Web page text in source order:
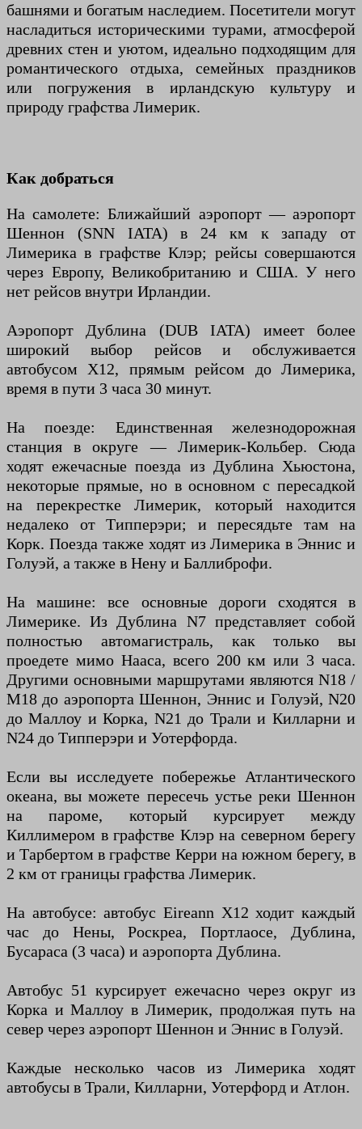
башнями и богатым наследием. Посетители могут
насладиться историческими турами, атмосферой
древних стен и уютом, идеально подходящим для
романтического отдыха, семейных праздников
или погружения в ирландскую культуру и
природу графства Лимерик.
Как добраться
На самолете: Ближайший аэропорт — аэропорт
Шеннон (SNN IATA) в 24 км к западу от
Лимерика в графстве Клэр; рейсы совершаются
через Европу, Великобританию и США. У него
нет рейсов внутри Ирландии.
Аэропорт Дублина (DUB IATA) имеет более
широкий выбор рейсов и обслуживается
автобусом X12, прямым рейсом до Лимерика,
время в пути 3 часа 30 минут.
На поезде: Единственная железнодорожная
станция в округе — Лимерик-Кольбер. Сюда
ходят ежечасные поезда из Дублина Хьюстона,
некоторые прямые, но в основном с пересадкой
на перекрестке Лимерик, который находится
недалеко от Типперэри; и пересядьте там на
Корк. Поезда также ходят из Лимерика в Эннис и
Голуэй, а также в Нену и Баллиброфи.
На машине: все основные дороги сходятся в
Лимерике. Из Дублина N7 представляет собой
полностью автомагистраль, как только вы
проедете мимо Нааса, всего 200 км или 3 часа.
Другими основными маршрутами являются N18 /
M18 до аэропорта Шеннон, Эннис и Голуэй, N20
до Маллоу и Корка, N21 до Трали и Килларни и
N24 до Типперэри и Уотерфорда.
Если вы исследуете побережье Атлантического
океана, вы можете пересечь устье реки Шеннон
на пароме, который курсирует между
Киллимером в графстве Клэр на северном берегу
и Тарбертом в графстве Керри на южном берегу, в
2 км от границы графства Лимерик.
На автобусе: автобус Eireann X12 ходит каждый
час до Нены, Роскреа, Портлаосе, Дублина,
Бусараса (3 часа) и аэропорта Дублина.
Автобус 51 курсирует ежечасно через округ из
Корка и Маллоу в Лимерик, продолжая путь на
север через аэропорт Шеннон и Эннис в Голуэй.
Каждые несколько часов из Лимерика ходят
автобусы в Трали, Килларни, Уотерфорд и Атлон.